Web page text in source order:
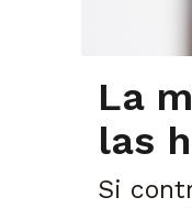
La
las
Si